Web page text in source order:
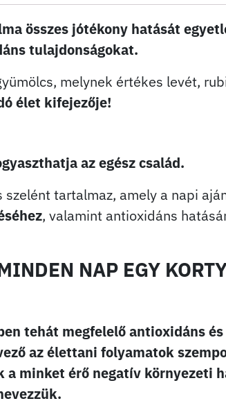
összes jótékony hatását
tulajdonságokat.
melynek értékes levét,
élet kifejezője!
az egész család.
tartalmaz, amely a napi
, valamint antioxidáns
NAP EGY KORTY
tehát megfelelő antioxidáns
az élettani folyamatok
a minket érő negatív környezeti